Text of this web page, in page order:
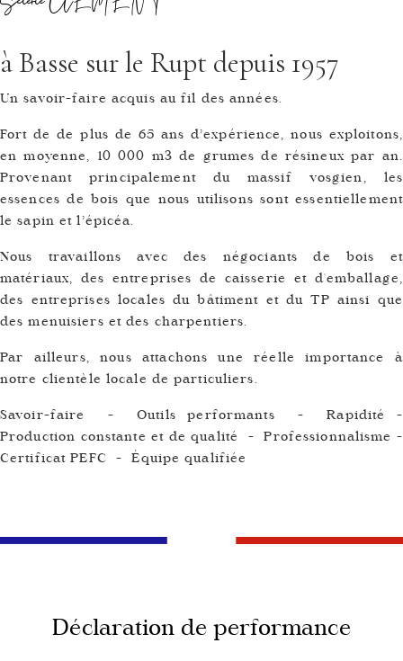
à Basse sur le Rupt depuis 1957
Un savoir-faire acquis au fil des années.
Fort de de plus de 65 ans d’expérience, nous exploitons,
en moyenne, 10 000 m3 de grumes de résineux par an.
Provenant principalement du massif vosgien, les
essences de bois que nous utilisons sont essentiellement
le sapin et l’épicéa.
Nous travaillons avec des négociants de bois et
matériaux, des entreprises de caisserie et d'emballage,
des entreprises locales du bâtiment et du TP ainsi que
des menuisiers et des charpentiers.
Par ailleurs, nous attachons une réelle importance à
notre clientèle locale de particuliers.
Savoir-faire - Outils performants - Rapidité -
Production constante et de qualité - Professionnalisme -
Certificat PEFC - Équipe qualifiée
Déclaration de performance